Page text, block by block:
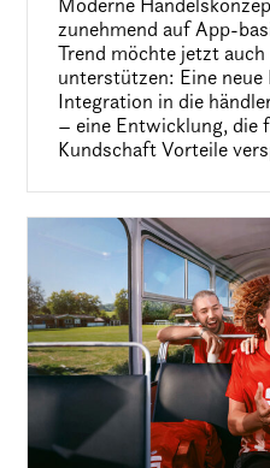
zunehmend auf App-
Trend möchte jetzt auch
unterstützen: Eine
Integration in die
– eine Entwicklung, die
Kundschaft Vorteile